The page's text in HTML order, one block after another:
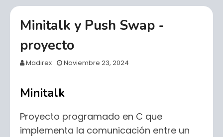
Minitalk y Push Swap -
proyecto
Madirex Noviembre 23, 2024
Minitalk
Proyecto programado en C que
implementa la comunicación entre un